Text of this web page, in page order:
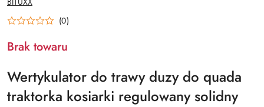
PRODUCENTA:
(0)
Brak towaru
Wertykulator do trawy duzy do quada
traktorka kosiarki regulowany solidny